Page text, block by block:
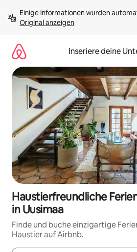
Inhalten
springenOriginal anzeigen
Inseriere deine
Haustierfreundliche
in Uusimaa
Finde und buche einzigartige
Haustier auf Airbnb.